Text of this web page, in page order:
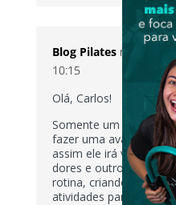
Blog Pilates no 13 de
10:15
Olá, Carlos!
Somente um
fazer uma avaliação
assim ele irá verificar
dores e outros
rotina, criando um
atividades para você 😊